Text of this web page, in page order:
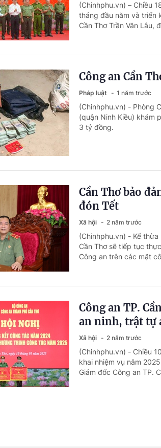
(Chinhphu.vn) – Chiều
tháng đầu năm và triển
Cần Thơ Trần Văn Lâu,
Công an Cần
Pháp luật 1 năm trước
(Chinhphu.vn) - Phòng
(quận Ninh Kiều) khám
3 tỷ đồng.
Cần Thơ bảo
đón Tết
Xã hội 2 năm trước
(Chinhphu.vn) - Kế
Cần Thơ sẽ tiếp tục
Công an trên các mặt
Công an TP.
an ninh, trật tự
Xã hội 2 năm trước
(Chinhphu.vn) - Chiều
khai nhiệm vụ năm
Giám đốc Công an TP.